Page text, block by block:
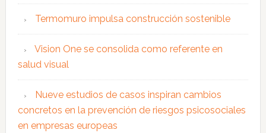
Termomuro impulsa construcción sostenible
Vision One se consolida como referente en
salud visual
Nueve estudios de casos inspiran cambios
concretos en la prevención de riesgos psicosociales
en empresas europeas